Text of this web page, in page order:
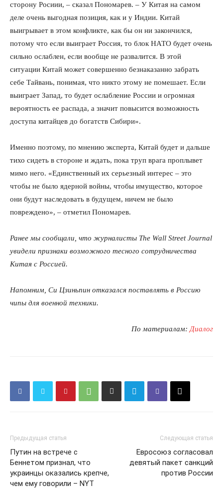
сторону Росиии, – сказал Пономарев. – У Китая на самом
деле очень выгодная позиция, как и у Индии. Китай
выигрывает в этом конфликте, как бы он ни закончился,
потому что если выиграет Россия, то блок НАТО будет очень
сильно ослаблен, если вообще не развалится. В этой
ситуации Китай может совершенно безнаказанно забрать
себе Тайвань, понимая, что никто этому не помешает. Если
выиграет Запад, то будет ослабление России и огромная
вероятность ее распада, а значит повысится возможность
доступа китайцев до богатств Сибири».
Именно поэтому, по мнению эксперта, Китай будет и дальше
тихо сидеть в стороне и ждать, пока труп врага проплывет
мимо него. «Единственный их серьезный интерес – это
чтобы не было ядерной войны, чтобы имущество, которое
они будут наследовать в будущем, ничем не было
повреждено», – отметил Пономарев.
Ранее мы сообщали, что журналисты The Wall Street Journal
увидели признаки возможного тесного сотрудничества
Китая с Россией.
Напомним, Си Цзиньпин отказался поставлять в Россию
чипы для военной техники.
По материалам: Диалог
Предыдущая статья
Путин на встрече с
Беннетом признал, что
украинцы оказались крепче,
чем ему говорили – NYT
Следующая статья
Евросоюз согласовал
девятый пакет санкций
против России